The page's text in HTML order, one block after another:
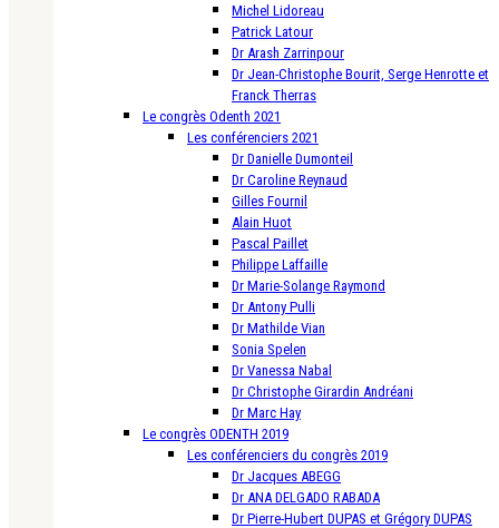
Michel Lidoreau
Patrick Latour
Dr Arash Zarrinpour
Dr Jean-Christophe Bourit, Serge Henrotte et
Franck Therras
Le congrès Odenth 2021
Les conférenciers 2021
Dr Danielle Dumonteil
Dr Caroline Reynaud
Gilles Fournil
Alain Huot
Pascal Paillet
Philippe Laffaille
Dr Marie-Solange Raymond
Dr Antony Pulli
Dr Mathilde Vian
Sonia Spelen
Dr Vanessa Nabal
Dr Christophe Girardin Andréani
Dr Marc Hay
Le congrès ODENTH 2019
Les conférenciers du congrès 2019
Dr Jacques ABEGG
Dr ANA DELGADO RABADA
Dr Pierre-Hubert DUPAS et Grégory DUPAS